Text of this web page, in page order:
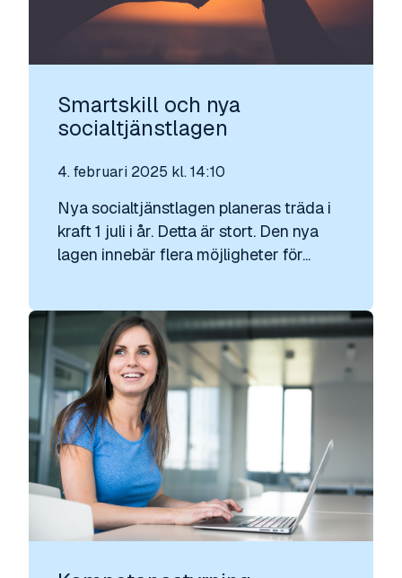
Smartskill och nya
socialtjänstlagen
4. februari 2025 kl. 14:10
Nya socialtjänstlagen planeras träda i
kraft 1 juli i år. Detta är stort. Den nya
lagen innebär flera möjligheter för...